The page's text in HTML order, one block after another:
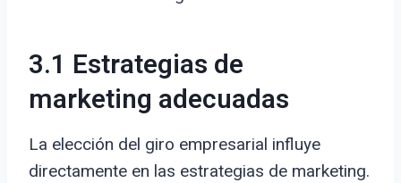
3.1 Estrategias de
marketing adecuadas
La elección del giro empresarial influye
directamente en las estrategias de marketing.